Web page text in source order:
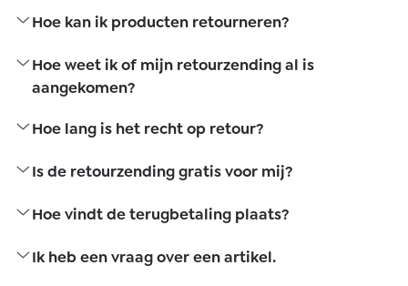
Hoe kan ik producten retourneren?
Hoe weet ik of mijn retourzending al is
aangekomen?
Hoe lang is het recht op retour?
Is de retourzending gratis voor mij?
Hoe vindt de terugbetaling plaats?
Ik heb een vraag over een artikel.